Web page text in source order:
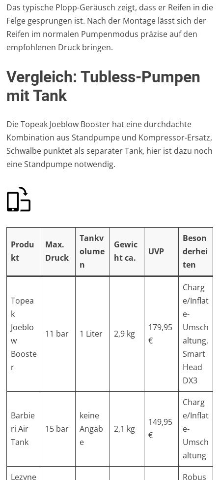
Das typische Plopp-Geräusch zeigt, dass er Reifen in die
Felge gesprungen ist. Nach der Montage lässt sich der
Reifen im normalen Pumpenmodus präzise auf den
empfohlenen Druck bringen.
Vergleich: Tubless-Pumpen
mit Tank
Die Topeak Joeblow Booster hat eine durchdachte
Kombination aus Standpumpe und Kompressor-Ersatz,
Schwalbe punktet als separater Tank, hier ist dazu noch
eine Standpumpe notwendig.
Produ
kt
Max.
Druck
Tankv
olume
n
Gewic
ht ca.
UVP
Beson
derhei
ten
Topea
k
Joeblo
w
Booste
r
11 bar 1 Liter 2,9 kg
179,95
€
Charg
e/Inflat
e-
Umsch
altung,
Smart
Head
DX3
Barbie
ri Air
Tank
15 bar
keine
Angab
e
2,1 kg
149,95
€
Charg
e/Inflat
e-
Umsch
altung
Lezyne
Robus